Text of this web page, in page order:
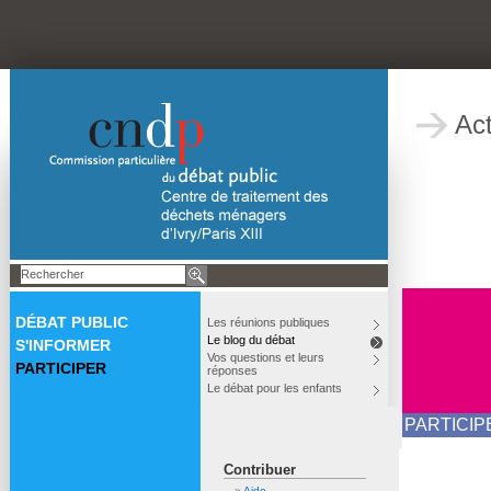
DÉBAT PUBLIC
S'INFORMER
PARTICIPER
Les réunions publiques
Le blog du débat
Vos questions et leurs
réponses
Le débat pour les enfants
Contribuer